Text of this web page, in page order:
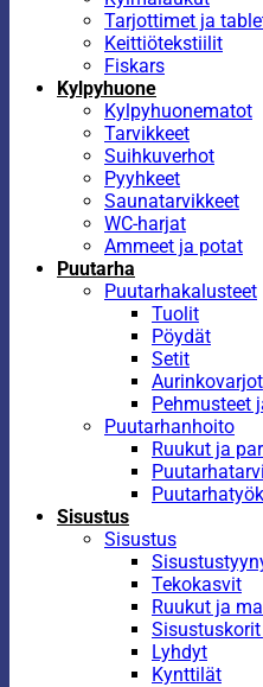
Tarjottimet ja
Keittiötekstiilit
Fiskars
Kylpyhuone
Kylpyhuonematot
Tarvikkeet
Suihkuverhot
Pyyhkeet
Saunatarvikkeet
WC-harjat
Ammeet ja potat
Puutarha
Puutarhakalusteet
Tuolit
Pöydät
Setit
Aurinkovarjot
Pehmusteet
Puutarhanhoito
Ruukut ja
Sisustus
Sisustus
Tekokasvit
Ruukut ja
Lyhdyt
Kynttilät